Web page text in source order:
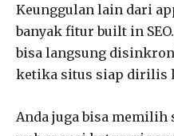
Keunggulan lain dari
banyak fitur built in
bisa langsung
ketika situs siap dirilis
Anda juga bisa memilih